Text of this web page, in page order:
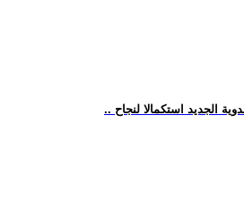
الجديد استكمالا لنجاح